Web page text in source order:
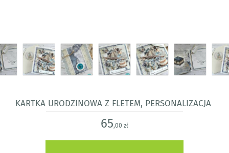
Kartka urodzinowa z fletem, personalizacja
65,00 zł